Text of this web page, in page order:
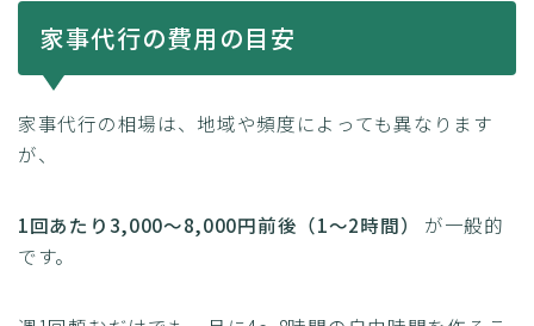
家事代行の費用の目安
家事代行の相場は、地域や頻度によっても異なります
が、
1回あたり3,000〜8,000円前後（1〜2時間）
が一般的
です。